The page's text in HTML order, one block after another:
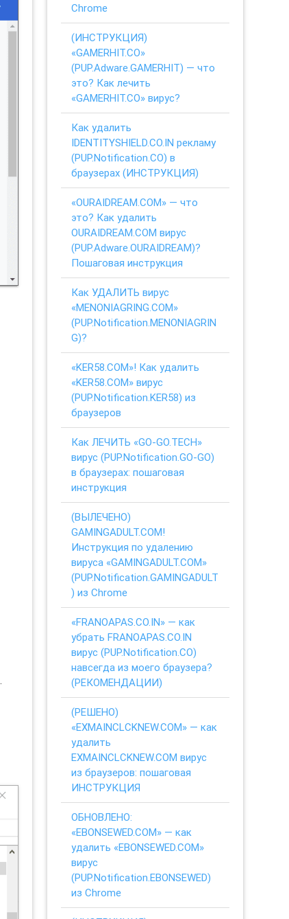
Chrome
(ИНСТРУКЦИЯ)
«GAMERHIT.CO»
(PUP.Adware.GAMERHIT) — что
это? Как лечить
«GAMERHIT.CO» вирус?
Как удалить
IDENTITYSHIELD.CO.IN рекламу
(PUP.Notification.CO) в
браузерах (ИНСТРУКЦИЯ)
«OURAIDREAM.COM» — что
это? Как удалить
OURAIDREAM.COM вирус
(PUP.Adware.OURAIDREAM)?
Пошаговая инструкция
Как УДАЛИТЬ вирус
«MENONIAGRING.COM»
(PUP.Notification.MENONIAGRIN
G)?
«KER58.COM»! Как удалить
«KER58.COM» вирус
(PUP.Notification.KER58) из
браузеров
Как ЛЕЧИТЬ «GO-GO.TECH»
вирус (PUP.Notification.GO-GO)
в браузерах: пошаговая
инструкция
(ВЫЛЕЧЕНО)
GAMINGADULT.COM!
Инструкция по удалению
вируса «GAMINGADULT.COM»
(PUP.Notification.GAMINGADULT
) из Chrome
«FRANOAPAS.CO.IN» — как
убрать FRANOAPAS.CO.IN
вирус (PUP.Notification.CO)
навсегда из моего браузера?
(РЕКОМЕНДАЦИИ)
(РЕШЕНО)
«EXMAINCLCKNEW.COM» — как
удалить
EXMAINCLCKNEW.COM вирус
из браузеров: пошаговая
ИНСТРУКЦИЯ
ОБНОВЛЕНО:
«EBONSEWED.COM» — как
удалить «EBONSEWED.COM»
вирус
(PUP.Notification.EBONSEWED)
из Chrome